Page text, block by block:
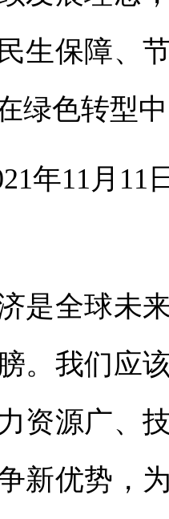
生保障、
绿色转型
11月11日
全球未来
。我们应
资源广、
新优势，